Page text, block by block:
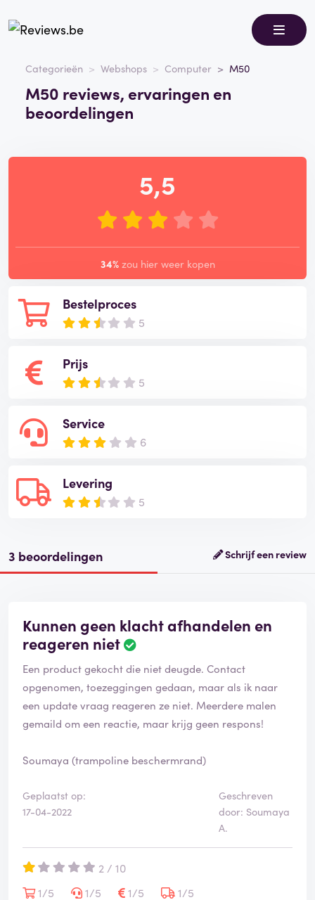
Categorieën Webshops Computer M50
M50 reviews, ervaringen en
beoordelingen
Bestelproces
5
Prijs
5
Service
6
Levering
5
5,5
34% zou hier weer kopen
3 beoordelingen Schrijf een review
Kunnen geen klacht afhandelen en
reageren niet
Een product gekocht die niet deugde. Contact
opgenomen, toezeggingen gedaan, maar als ik naar
een update vraag reageren ze niet. Meerdere malen
gemaild om een reactie, maar krijg geen respons!
Soumaya (trampoline beschermrand)
Geplaatst op:
17-04-2022
Geschreven
door: Soumaya
A.
2 / 10
1/5
1/5 1/5
1/5